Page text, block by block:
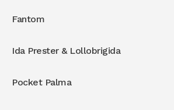
Fantom
Ida Prester & Lollobrigida
Pocket Palma